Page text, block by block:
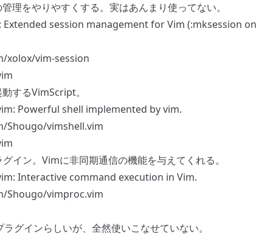
理をやりやすくする。実はあんまり使ってない。
session management for Vim (:mksession on
xolox/vim-session
するVimScript。
Powerful shell implemented by vim.
Shougo/vimshell.vim
イン。Vimに非同期通信の機能を与えてくれる。
Interactive command execution in Vim.
Shougo/vimproc.vim
グインらしいが、全然使いこなせていない。